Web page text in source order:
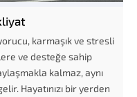
karmaşık ve stresli
ve desteğe sahip
kalmaz, aynı
Hayatınızı bir yerden